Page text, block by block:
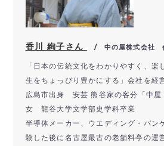
香川 絢子さん / 中の屋株式会社
「日本の伝統文化をわかりやすく、楽
生をちょっぴり豊かにする」会社を経
広島市出身 安芸 熊谷家の客分「中屋
女 龍谷大学文学部史学科卒業
半導体メーカー、ウエディング・バン
験した後に名古屋最古の老舗料亭の運